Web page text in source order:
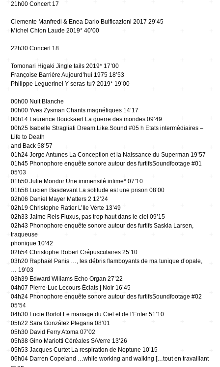
21h00 Concert 17
Clemente Manfredi & Enea Dario Buificazioni 2017 29’45
Michel Chion Laude 2019* 40’00
22h30 Concert 18
Tomonari Higaki Jingle tails 2019* 17’00
Françoise Barrière Aujourd’hui 1975 18’53
Philippe Leguerinel Y seras-tu? 2019* 19’00
00h00 Nuit Blanche
00h00 Yves Zysman Chants magnétiques 14’17
00h14 Laurence Bouckaert La guerre des mondes 09’49
00h25 Isabelle Stragliati Dream.Like.Sound #05 h Etats intermédiaires –
Life to Death
and Back 58’57
01h24 Jorge Antunes La Conception et la Naissance du Superman 19’57
01h45 Phonophore enquête sonore autour des furtifsSoundfootage #01
05’03
01h50 Julie Mondor Une immensité intime* 07’10
01h58 Lucien Basdevant La solitude est une prison 08’00
02h06 Daniel Mayer Matters 2 12’24
02h19 Christophe Ratier L’Ile Verte 13’49
02h33 Jaime Reis Fluxus, pas trop haut dans le ciel 09’15
02h43 Phonophore enquête sonore autour des furtifs Saskia Larsen,
traqueuse
phonique 10’42
02h54 Christophe Robert Crépusculaires 25’10
03h20 Raphaël Panis …, les débris flamboyants de ma tunique d’opale,
… 19’03
03h39 Edward Wlliams Echo Organ 27’22
04h07 Pierre-Luc Lecours Éclats | Noir 16’45
04h24 Phonophore enquête sonore autour des furtifsSoundfootage #02
05’54
04h30 Lucie Bortot Le mariage du Ciel et de l’Enfer 51’10
05h22 Sara González Plegaria 08’01
05h30 David Ferry Atoma 07’02
05h38 Gino Mariotti Céréales S/Verre 13’26
05h53 Jacques Curtet La respiration de Neptune 10’15
06h04 Darren Copeland …while working and walking […tout en travaillant